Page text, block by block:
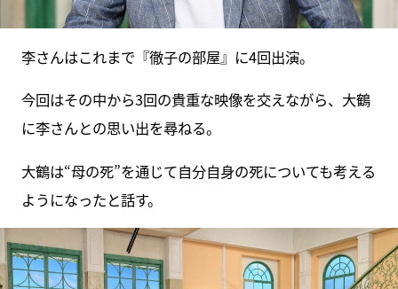
李さんはこれまで『徹子の部屋』に4回出演。
今回はその中から3回の貴重な映像を交えながら、大鶴
に李さんとの思い出を尋ねる。
大鶴は“母の死”を通じて自分自身の死についても考える
ようになったと話す。